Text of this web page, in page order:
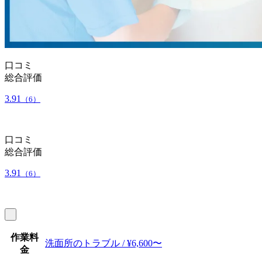
口コミ
総合評価
3.91 （6）
口コミ
総合評価
3.91 （6）
作業料
金
洗面所のトラブル / ¥6,600〜